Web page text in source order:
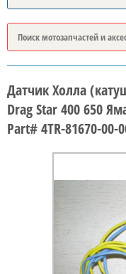
Датчик Холла
Drag Star 400 650
Part# 4TR-81670-00-